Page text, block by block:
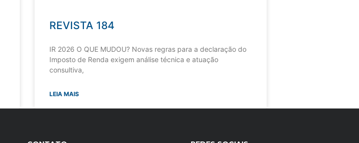
REVISTA 184
IR 2026 O QUE MUDOU? Novas regras para a declaração do
Imposto de Renda exigem análise técnica e atuação
consultiva,
LEIA MAIS